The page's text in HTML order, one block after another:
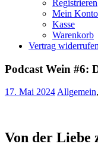
Registrieren
Mein Konto
Kasse
Warenkorb
Vertrag widerrufen
Podcast Wein #6:
17. Mai 2024Allgemein,
Von der Liebe